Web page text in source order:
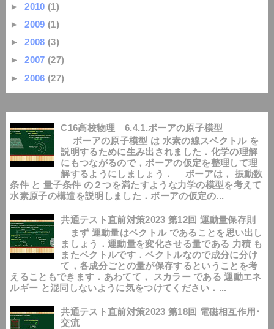
►2010 (1)
►2009 (1)
►2008 (3)
►2007 (27)
►2006 (27)
C16高校物理 6.4.1.ボーアの原子模型
ボーアの原子模型 は 水素の線スペクトル を
説明するために生み出されました．化学の理解
にもつながるので，ボーアの仮定を整理して理
解するようにしましょう． ボーアは， 振動数
条件 と 量子条件 の２つを満たすような力学の模型を考えて
水素原子の構造を説明しました．ボーアの仮定の...
共通テスト直前対策2023 第12回 運動量保存則
まず 運動量はベクトル であることを思い出し
ましょう．運動量を変化させる量である 力積 も
またベクトルです．ベクトルなので成分に分け
て，各成分ごとの量が保存するということを考
えることもできます．あわてて， スカラー である 運動エネ
ルギー と混同しないように気をつけてください．...
共通テスト直前対策2023 第18回 電磁相互作用･
交流